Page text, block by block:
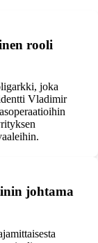
rooli
joka
Vladimir
johtama